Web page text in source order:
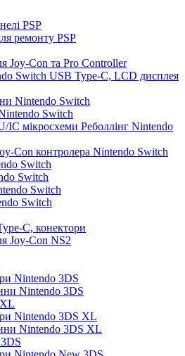
PSP
ремонту PSP
Joy-Con та Pro Controller
Switch USB Type-C, LCD дисплея
Nintendo Switch
Switch
IC мікросхеми Реболлінг Nintendo
Con контролера Nintendo Switch
Switch
Switch
Switch
Switch
C, конектори
Joy-Con NS2
Nintendo 3DS
Nintendo 3DS
Nintendo 3DS XL
Nintendo 3DS XL